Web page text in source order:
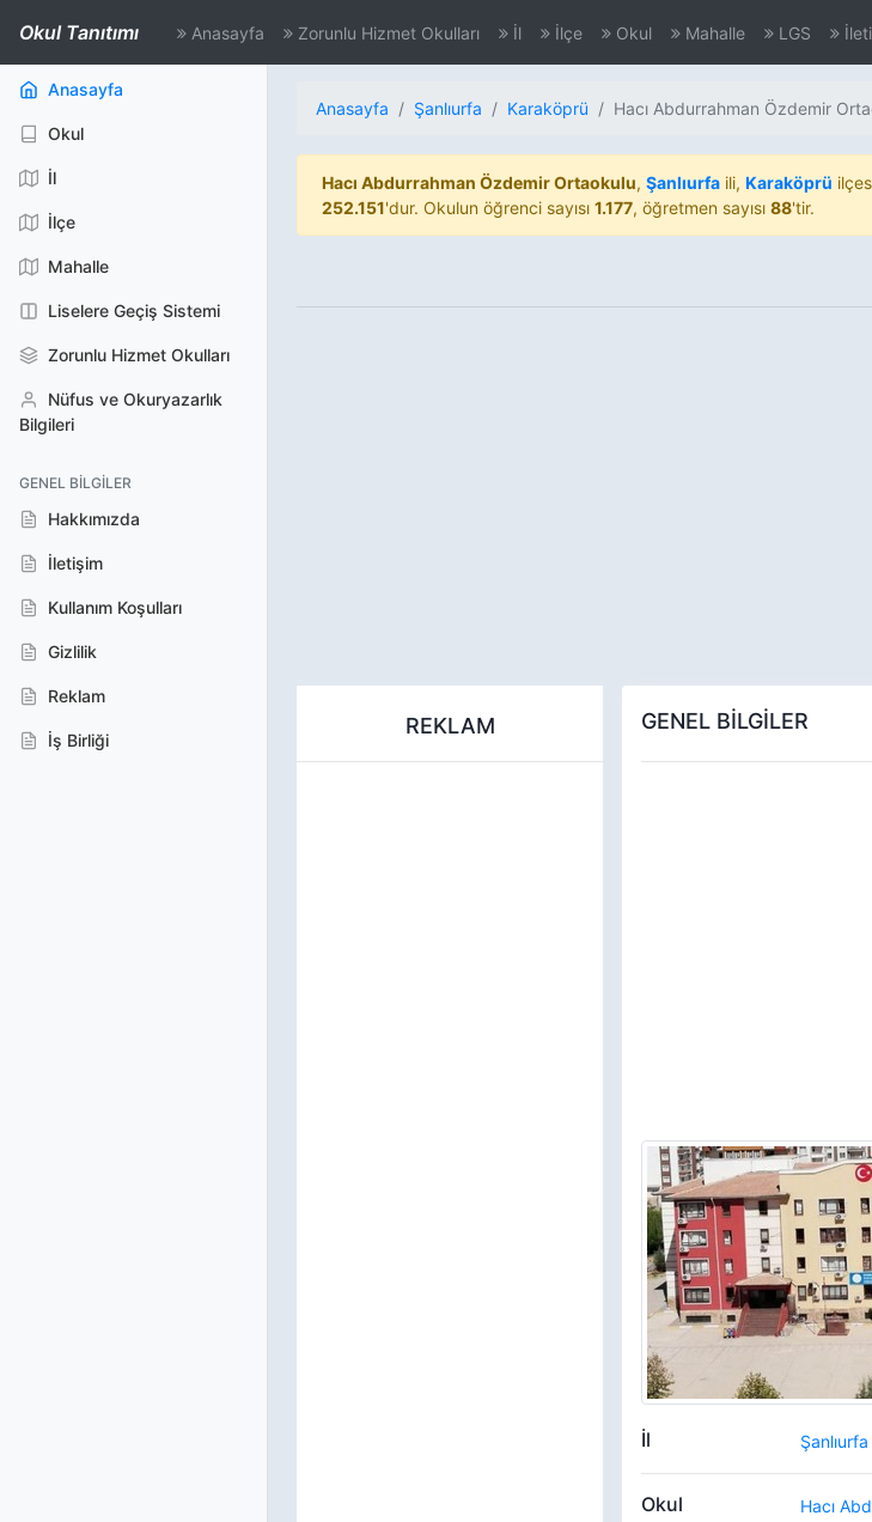
Okul Tanıtımı Anasayfa Zorunlu Hizmet Okulları İl İlçe Okul Mahalle LGS
Anasayfa
Okul
İl
İlçe
Mahalle
Liselere Geçiş Sistemi
Zorunlu Hizmet Okulları
Nüfus ve Okuryazarlık
Bilgileri
GENEL BILGILER
Hakkımızda
İletişim
Kullanım Koşulları
Gizlilik
Reklam
İş Birliği
Anasayfa Şanlıurfa Karaköprü Hacı Abdurrahman Özdemir
Hacı Abdurrahman Özdemir Ortaokulu, Şanlıurfa ili, Karaköprü
252.151'dur. Okulun öğrenci sayısı 1.177, öğretmen sayısı 88'tir.
REKLAM GENEL BİLGİLER
İl Şanlıurfa
Okul Hacı